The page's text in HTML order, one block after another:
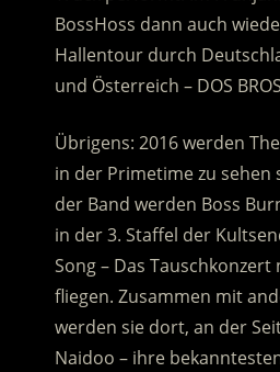
BossHoss dann auch
Hallentour durch
und Österreich – DOS
Übrigens: 2016 werden
in der Primetime zu sehen
der Band werden Boss
in der 3. Staffel der
Song – Das Tauschkonzert
fliegen. Zusammen mit
werden sie dort, an der
Naidoo – ihre